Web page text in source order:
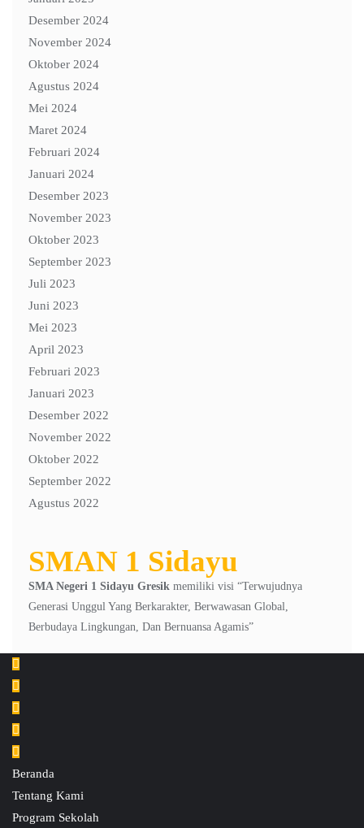
Desember 2024
November 2024
Oktober 2024
Agustus 2024
Mei 2024
Maret 2024
Februari 2024
Januari 2024
Desember 2023
November 2023
Oktober 2023
September 2023
Juli 2023
Juni 2023
Mei 2023
April 2023
Februari 2023
Januari 2023
Desember 2022
November 2022
Oktober 2022
September 2022
Agustus 2022
SMAN 1 Sidayu
SMA Negeri 1 Sidayu Gresik memiliki visi “Terwujudnya
Generasi Unggul Yang Berkarakter, Berwawasan Global,
Berbudaya Lingkungan, Dan Bernuansa Agamis”
Beranda
Tentang Kami
Program Sekolah